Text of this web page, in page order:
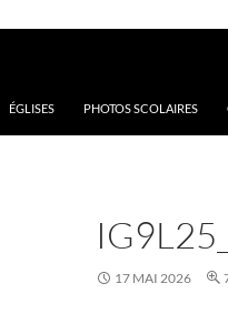
ÉGLISES PHOTOS SCOLAIRES
17 MAI 2026